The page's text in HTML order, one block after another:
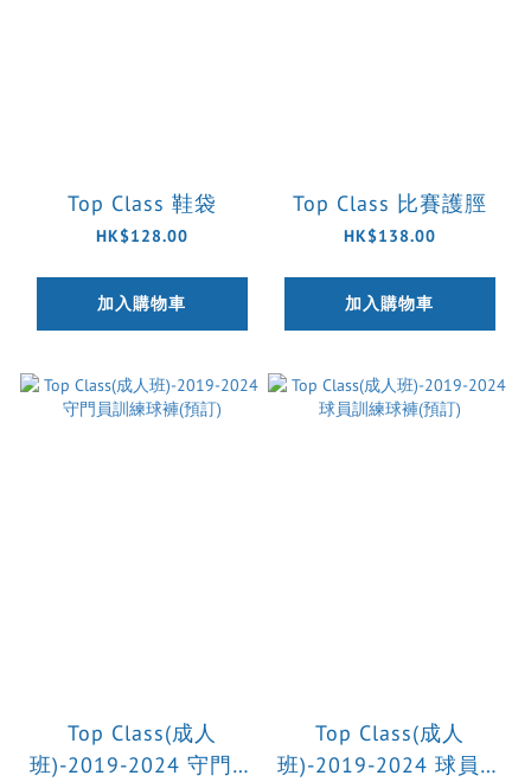
Top Class 鞋袋
HK$128.00
加入購物車
Top Class 比賽護脛
HK$138.00
加入購物車
Top Class(成人
班)-2019-2024 守門員
Top Class(成人
班)-2019-2024 球員訓